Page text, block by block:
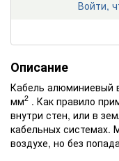
Войти,
Описание
Кабель алюминиевый
мм2 . Как правило
внутри стен, или в
кабельных системах.
воздухе, но без